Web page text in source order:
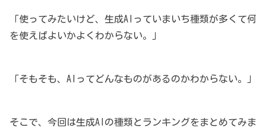
「使ってみたいけど、生成AIっていまいち種類が多くて何
を使えばよいかよくわからない。」
「そもそも、AIってどんなものがあるのかわからない。」
そこで、今回は生成AIの種類とランキングをまとめてみま